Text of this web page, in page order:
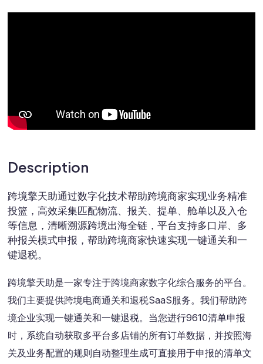
Description
跨境擎天助通过数字化技术帮助跨境商家实现业务精准
投篮，高效采集匹配物流、报关、提单、舱单以及入仓
等信息，清晰溯源跨境出海全链，平台支持多口岸、多
种报关模式申报，帮助跨境商家快速实现一键通关和一
键退税。
跨境擎天助是一家专注于跨境商家数字化综合服务的平台。
我们主要提供跨境电商通关和退税SaaS服务。我们帮助跨
境企业实现一键通关和一键退税。当您进行9610清单申报
时，系统自动获取多平台多店铺的所有订单数据，并按照海
关及业务配置的规则自动整理生成可直接用于申报的清单文